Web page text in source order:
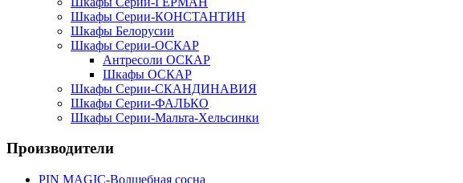
Шкафы Серии-КОНСТАНТИН
Шкафы Белорусии
Шкафы Серии-ОСКАР
Антресоли ОСКАР
Шкафы ОСКАР
Шкафы Серии-СКАНДИНАВИЯ
Шкафы Серии-ФАЛЬКО
Шкафы Серии-Мальта-Хельсинки
Производители
PIN MAGIС-Волшебная сосна